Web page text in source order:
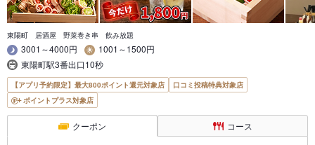
東陽町 居酒屋 野菜巻き串 飲み放題
3001～4000円
1001～1500円
東陽町駅3番出口10秒
【アプリ予約限定】最大800ポイント還元対象店
口コミ投稿特典対象店
ポイントプラス対象店
クーポン コース